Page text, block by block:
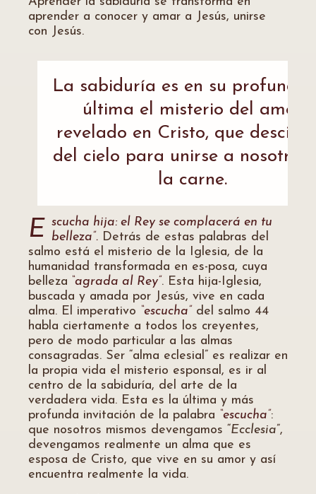
aprender a conocer y amar a Jesús, unirse
con Jesús.
La sabiduría es en su
última el misterio del amor
revelado en Cristo, que
del cielo para unirse a nosotros
la carne.
E
scucha hija: el Rey se complacerá en tu
belleza”.Detrás de estas palabras del
salmo está el misterio de la Iglesia, de la
humanidad transformada en es-posa, cuya
belleza “agrada al Rey”. Esta hija-Iglesia,
buscada y amada por Jesús, vive en cada
alma. El imperativo “escucha” del salmo 44
habla ciertamente a todos los creyentes,
pero de modo particular a las almas
consagradas. Ser “alma eclesial” es realizar en
la propia vida el misterio esponsal, es ir al
centro de la sabiduría, del arte de la
verdadera vida. Esta es la última y más
profunda invitación de la palabra “escucha”:
que nosotros mismos devengamos “Ecclesia”,
devengamos realmente un alma que es
esposa de Cristo, que vive en su amor y así
encuentra realmente la vida.